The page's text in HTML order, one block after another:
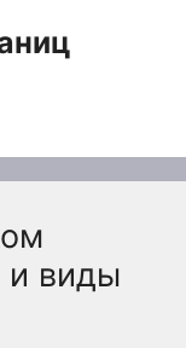
и виды